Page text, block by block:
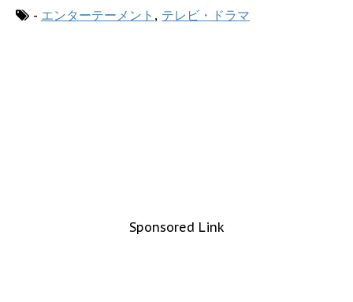
- エンターテーメント , テレビ・ドラマ
Sponsored Link